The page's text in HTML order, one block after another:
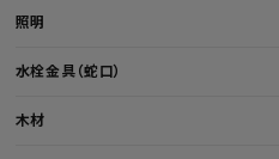
照明
水栓金具（蛇口）
木材